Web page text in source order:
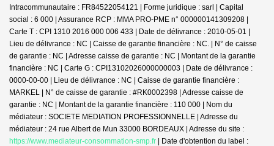
Intracommunautaire : FR84522054121 | Forme juridique : sarl | Capital
social : 6 000 | Assurance RCP : MMA PRO-PME n° 000000141309208 |
Carte T : CPI 1310 2016 000 006 433 | Date de délivrance : 2010-05-01 |
Lieu de délivrance : NC | Caisse de garantie financière : NC. | N° de caisse
de garantie : NC | Adresse caisse de garantie : NC | Montant de la garantie
financière : NC | Carte G : CPI13102026000000003 | Date de délivrance :
0000-00-00 | Lieu de délivrance : NC | Caisse de garantie financière :
MARKEL | N° de caisse de garantie : #RK0002398 | Adresse caisse de
garantie : NC | Montant de la garantie financière : 110 000 | Nom du
médiateur : SOCIETE MEDIATION PROFESSIONNELLE | Adresse du
médiateur : 24 rue Albert de Mun 33000 BORDEAUX | Adresse du site :
https://www.mediateur-consommation-smp.fr | Date d'obtention du label :